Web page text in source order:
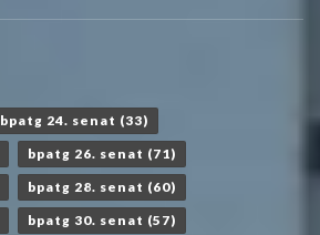
bpatg 24. senat (33)
bpatg 26. senat (71)
bpatg 28. senat (60)
bpatg 30. senat (57)